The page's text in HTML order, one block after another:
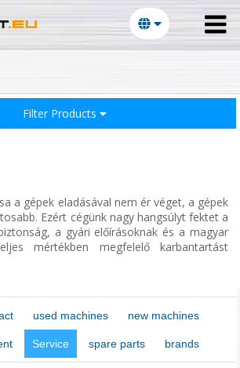
Filter Products
a gépek eladásával nem ér véget, a gépek
Ezért cégünk nagy hangsúlyt fektet a
a gyári előírásoknak és a magyar
mértékben megfelelő karbantartást
used machines new machines
Service spare parts brands